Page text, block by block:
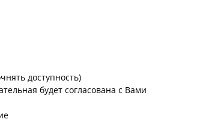
доступность)
будет согласована с Вами